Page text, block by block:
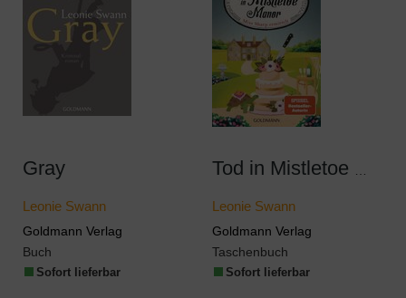
Gray
Leonie Swann
Goldmann Verlag
Buch
Sofort lieferbar
Leonie Swann
Goldmann Verlag
Taschenbuch
Sofort lieferbar